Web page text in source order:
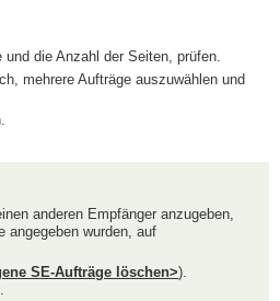
die Anzahl der Seiten, prüfen.
mehrere Aufträge auszuwählen und
anderen Empfänger anzugeben,
angegeben wurden, auf
SE-Aufträge löschen>).